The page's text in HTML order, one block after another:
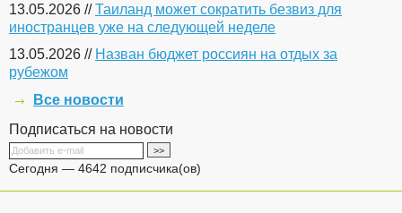
13.05.2026 //Таиланд может сократить безвиз для
иностранцев уже на следующей неделе
13.05.2026 // Назван бюджет россиян на отдых за
рубежом
Все новости
Подписаться на новости
Сегодня — 4642 подписчика(ов)